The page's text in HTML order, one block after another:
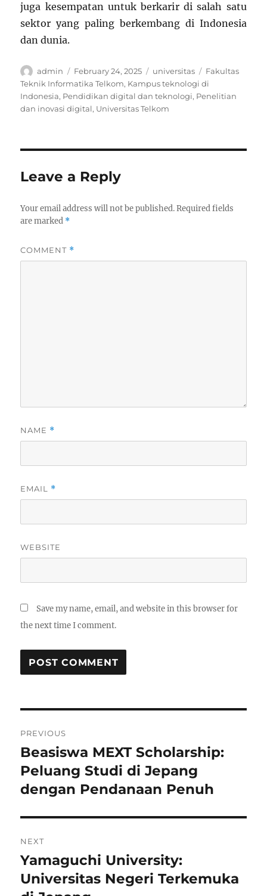
juga kesempatan untuk berkarir di salah satu
sektor yang paling berkembang di Indonesia
dan dunia.
Author
admin
Posted
on
February 24, 2025 Categories
universitas Tags
Fakultas
Teknik Informatika Telkom, Kampus teknologi di
Indonesia, Pendidikan digital dan teknologi, Penelitian
dan inovasi digital, Universitas Telkom
Leave a Reply
Your email address will not be published. Required fields
are marked *
COMMENT *
NAME *
EMAIL *
WEBSITE
Save my name, email, and website in this browser for
the next time I comment.
navigation
PREVIOUS
Previous
post:
Beasiswa MEXT Scholarship:
Peluang Studi di Jepang
dengan Pendanaan Penuh
NEXT
Next
post:
Yamaguchi University:
Universitas Negeri Terkemuka